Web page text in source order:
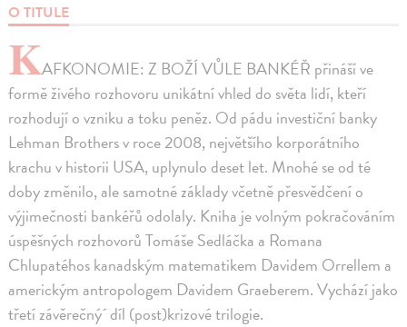
O TITULE
KAFKONOMIE: Z BOŽÍ VŮLE BANKÉŘ přináší ve
formě živého rozhovoru unikátní vhled do světa lidí, kteří
rozhodují o vzniku a toku peněz. Od pádu investiční banky
Lehman Brothers v roce 2008, největšího korporátního
krachu v historii USA, uplynulo deset let. Mnohé se od té
doby změnilo, ale samotné základy včetně přesvědčení o
výjimečnosti bankéřů odolaly. Kniha je volným pokračováním
úspěšných rozhovorů Tomáše Sedláčka a Romana
Chlupatéhos kanadským matematikem Davidem Orrellem a
americkým antropologem Davidem Graeberem. Vychází jako
třetí závěrečný´ díl (post)krizové trilogie.